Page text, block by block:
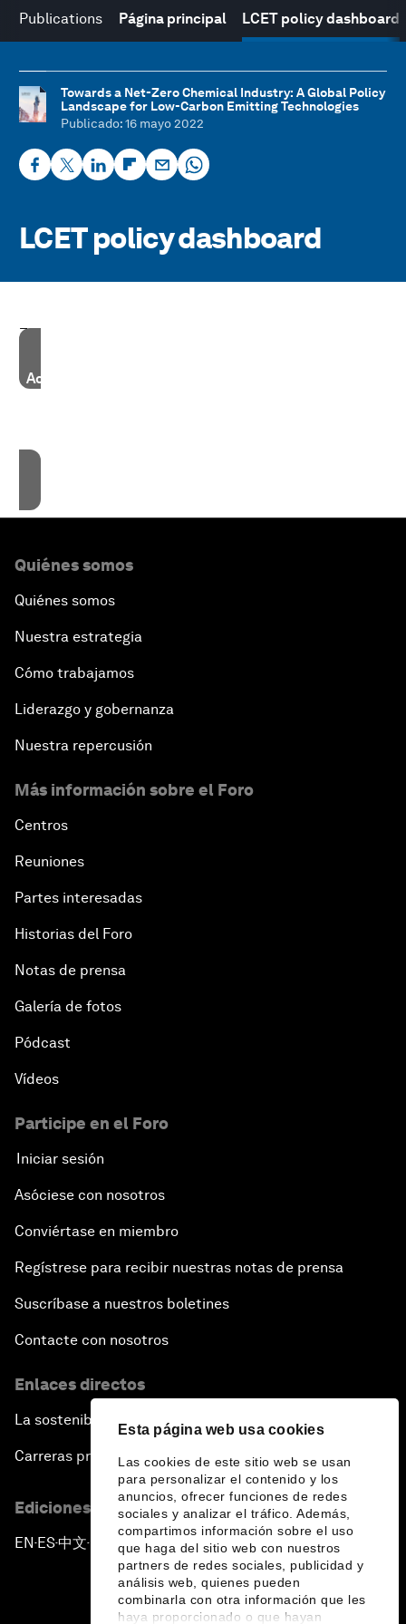
Esta página web usa cookies
Las cookies de este sitio web se usan
para personalizar el contenido y los
anuncios, ofrecer funciones de redes
sociales y analizar el tráfico. Además,
compartimos información sobre el uso
que haga del sitio web con nuestros
partners de redes sociales, publicidad y
análisis web, quienes pueden
combinarla con otra información que les
haya proporcionado o que hayan
Publications Página principal LCET policy dashboard
Towards a Net-Zero Chemical Industry: A Global Policy
Landscape for Low-Carbon Emitting Technologies
Publicado: 16 mayo 2022
LCET policy dashboard
Accept our marketing cookies to access this content.
Quiénes somos
Quiénes somos
Nuestra estrategia
Cómo trabajamos
Liderazgo y gobernanza
Nuestra repercusión
Más información sobre el Foro
Centros
Reuniones
Partes interesadas
Historias del Foro
Notas de prensa
Galería de fotos
Pódcast
Vídeos
Participe en el Foro
Iniciar sesión
Asóciese con nosotros
Conviértase en miembro
Regístrese para recibir nuestras notas de prensa
Suscríbase a nuestros boletines
Contacte con nosotros
Enlaces directos
La sostenibilidad en el Foro
Carreras profesionales
Ediciones en otros idiomas
EN ▪ES▪中文▪ 日本語